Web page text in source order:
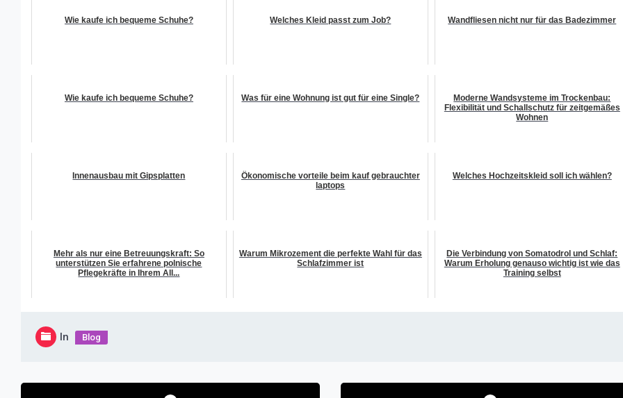
Wie kaufe ich bequeme Schuhe? Welches Kleid passt zum Job? Wandfliesen nicht nur für das Badezimmer
Wie kaufe ich bequeme Schuhe? Was für eine Wohnung ist gut für eine Single?
Moderne Wandsysteme im Trockenbau:
Flexibilität und Schallschutz für zeitgemäßes
Wohnen
Innenausbau mit Gipsplatten
Ökonomische vorteile beim kauf gebrauchter
laptops
Welches Hochzeitskleid soll ich wählen?
Mehr als nur eine Betreuungskraft: So
unterstützen Sie erfahrene polnische
Pflegekräfte in Ihrem All...
Warum Mikrozement die perfekte Wahl für das
Schlafzimmer ist
Die Verbindung von Somatodrol und Schlaf:
Warum Erholung genauso wichtig ist wie das
Training selbst
In Blog
Beitragsnavigation